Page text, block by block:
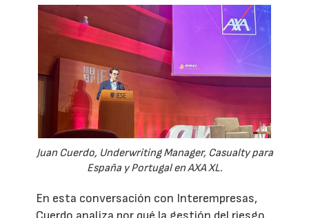
Juan Cuerdo, Underwriting Manager, Casualty para
España y Portugal en AXA XL.
En esta conversación con Interempresas,